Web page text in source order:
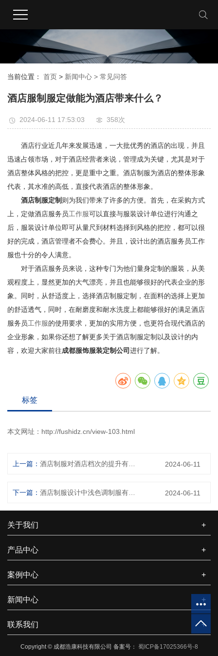
当前位置： 首页 > 新闻中心 > 常见问答
酒店服制服定做能为酒店带来什么？
2024-06-11 17:53:03 358次
酒店行业近几年来发展迅速，一大批优秀的酒店的出现，并且
迅速占领市场，对于酒店经营者来说，管理成为关键，尤其是对于
酒店整体风格的把控，更是重中之重。酒店制服为酒店的整体形象
代表，其水准的高低，直接代表酒店的整体形象。
酒店制服定制 则为我们带来了许多的方便。首先，在采购方式
上，定做酒店服务员工作服可以直接与服装设计单位进行沟通之
后，服装设计单位即可从量尺到材料选择到风格的把控，都可以很
好的完成，酒店管理者不会费心。并且，设计出的酒店服务员工作
服也十分的令人满意。
对于酒店服务员来说，这种专门为他们量身定制的服装，从美
观程度上，显然更加的大气漂亮，并且也能够很好的代表企业的形
象。同时，从舒适度上，选择酒店制服定制，在面料的选择上更加
的舒适透气，同时，在耐磨度和耐水洗度上都能够很好的满足酒店
服务员工作服的使用要求，更加的实用方便，也更符合现代酒店的
企业形象，如果你还想了解更多关于酒店制服定制以及设计的内
容，欢迎大家前往成都服饰服装定制公司进行了解。
标签
本文网址： http://fushidz.cn/view-103.html
上一篇： 2024-06-11
下一篇： 2024-06-11
关于我们 +
产品中心 +
案例中心 +
新闻中心 +
联系我们 +
Copyright © 成都浩康科技有限公司 备案号： 蜀ICP备17025366号-8